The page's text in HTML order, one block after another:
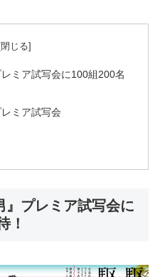
ミア試写会に100組200名
ミア試写会
』プレミア試写会に
！